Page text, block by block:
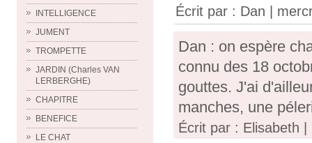
INTELLIGENCE
JUMENT
TROMPETTE
JARDIN (Charles VAN
LERBERGHE)
CHAPITRE
BENEFICE
LE CHAT
Écrit par : Dan |
Dan : on espère
connu des 18
gouttes. J'ai
manches, une
Écrit par : Elisabeth